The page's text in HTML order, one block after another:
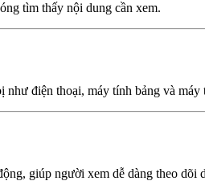
tìm thấy nội dung cần xem.
điện thoại, máy tính bảng và
giúp người xem dễ dàng theo